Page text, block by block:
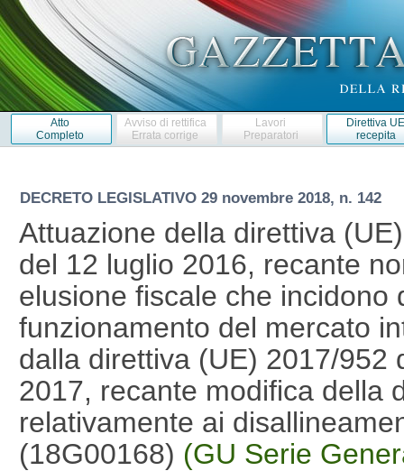
Atto
Completo
Avviso di rettifica
Errata corrige
Lavori
Preparatori
Direttiva
recepita
DECRETO LEGISLATIVO 29 novembre 2018, n. 142
Attuazione della direttiva
del 12 luglio 2016, recante
elusione fiscale che incidono
funzionamento del mercato
dalla direttiva (UE) 2017/952
2017, recante modifica della
relativamente ai
(18G00168) (GU Serie